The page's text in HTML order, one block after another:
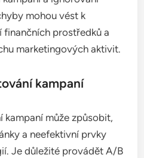
mohou vést k
finančních prostředků a
marketingových aktivit.
kampaní
může způsobit,
a neefektivní prvky
Je důležité provádět A/B